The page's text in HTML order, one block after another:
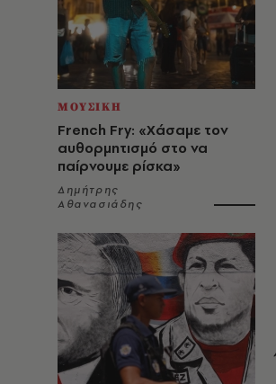
ΜΟΥΣΙΚΗ
French Fry: «Χάσαμε τον
αυθορμητισμό στο να
παίρνουμε ρίσκα»
Δημήτρης
Αθανασιάδης